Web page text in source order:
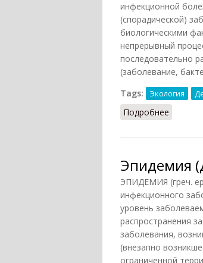
инфекционной
(спорадической)
биологическими
непрерывный
последовательно
(заболевание,
Tags:
Экология
Подробнее
Эпидемия
ЭПИДЕМИЯ (греч.
инфекционного
уровень
распространения
заболевания,
(внезапно
ограниченной